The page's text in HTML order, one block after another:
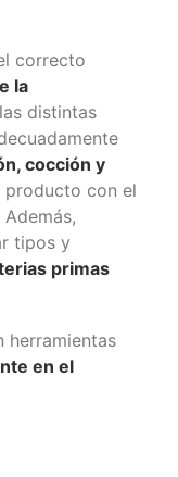
correcto
la
distintas
cocción y
producto con el
tipos y
primas
herramientas
en el